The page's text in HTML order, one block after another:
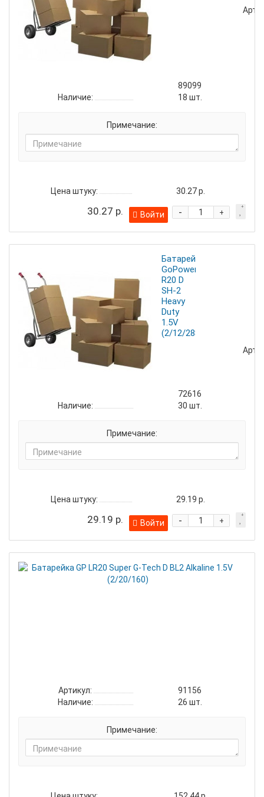
89099
Наличие:
18 шт.
Примечание:
Цена штуку: 30.27 р.
30.27 р. +
-
Войти
Батарейка
GoPower
R20 D
SH-2
Heavy
Duty
1.5V
(2/12/288)
72616
Наличие:
30 шт.
Примечание:
Цена штуку: 29.19 р.
29.19 р. +
-
Войти
Артикул:
91156
Наличие:
26 шт.
Примечание: